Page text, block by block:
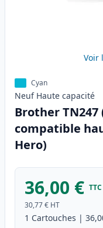
Voir
Cyan
Neuf Haute capacité
Brother TN247
compatible
Hero)
36,00 € TTC
30,77 € HT
1 Cartouches |